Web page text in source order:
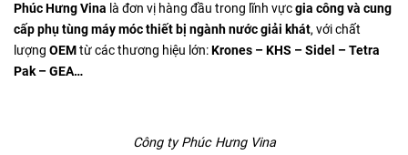
Phúc HưngVina là đơn vị hàng đầu trong lĩnh vựcgia công và cung
cấp phụ tùng máy móc thiết bị ngành nước giải khát, với chất
lượng OEMtừ các thương hiệu lớn:Krones – KHS – Sidel – Tetra
Pak – GEA…
Công ty Phúc Hưng Vina